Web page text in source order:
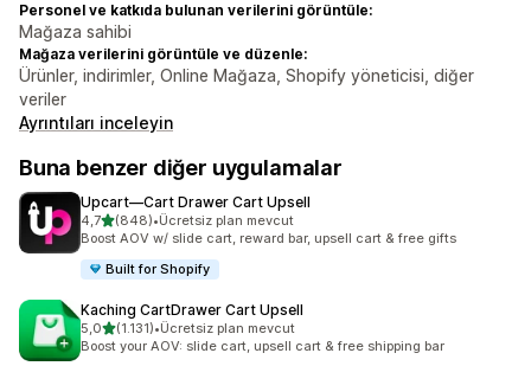
Personel ve katkıda bulunan verilerini görüntüle:
Mağaza sahibi
Mağaza verilerini görüntüle ve düzenle:
Ürünler, indirimler, Online Mağaza, Shopify yöneticisi, diğer
veriler
Ayrıntıları inceleyin
Buna benzer diğer uygulamalar
Upcart—Cart Drawer Cart Upsell
4,75 yıldız üzerinden
(848)
toplam 848 değerlendirme
•Ücretsiz plan mevcut
Boost AOV w/ slide cart, reward bar, upsell cart & free gifts
Built for Shopify
Kaching CartDrawer Cart Upsell
5,05 yıldız üzerinden
(1.131)
toplam 1131 değerlendirme
•Ücretsiz plan mevcut
Boost your AOV: slide cart, upsell cart & free shipping bar